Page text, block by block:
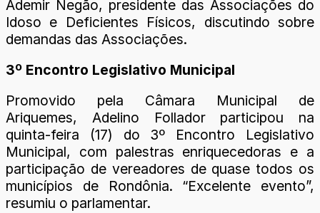
Ademir Negão, presidente das Associações do
Idoso e Deficientes Físicos, discutindo sobre
demandas das Associações.
3º Encontro Legislativo Municipal
Promovido pela Câmara Municipal de
Ariquemes, Adelino Follador participou na
quinta-feira (17) do 3º Encontro Legislativo
Municipal, com palestras enriquecedoras e a
participação de vereadores de quase todos os
municípios de Rondônia. “Excelente evento”,
resumiu o parlamentar.